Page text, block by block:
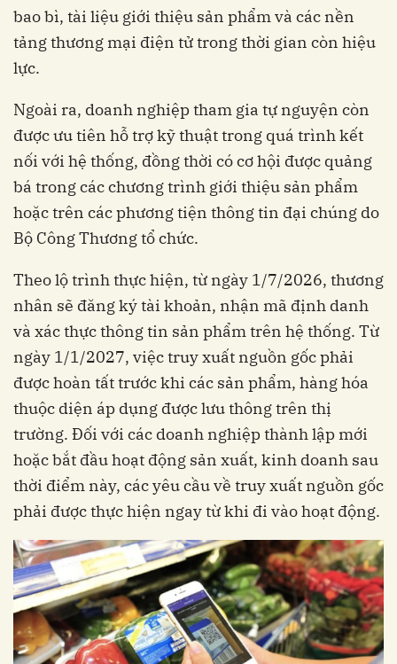
bao bì, tài liệu giới thiệu sản phẩm và các nền
tảng thương mại điện tử trong thời gian còn hiệu
lực.
Ngoài ra, doanh nghiệp tham gia tự nguyện còn
được ưu tiên hỗ trợ kỹ thuật trong quá trình kết
nối với hệ thống, đồng thời có cơ hội được quảng
bá trong các chương trình giới thiệu sản phẩm
hoặc trên các phương tiện thông tin đại chúng do
Bộ Công Thương tổ chức.
Theo lộ trình thực hiện, từ ngày 1/7/2026, thương
nhân sẽ đăng ký tài khoản, nhận mã định danh
và xác thực thông tin sản phẩm trên hệ thống. Từ
ngày 1/1/2027, việc truy xuất nguồn gốc phải
được hoàn tất trước khi các sản phẩm, hàng hóa
thuộc diện áp dụng được lưu thông trên thị
trường. Đối với các doanh nghiệp thành lập mới
hoặc bắt đầu hoạt động sản xuất, kinh doanh sau
thời điểm này, các yêu cầu về truy xuất nguồn gốc
phải được thực hiện ngay từ khi đi vào hoạt động.